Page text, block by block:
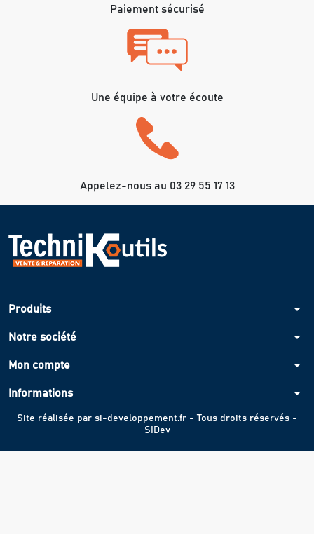
Paiement sécurisé
Une équipe à votre écoute
Appelez-nous au 03 29 55 17 13
Produits arrow_drop_down
Notre société arrow_drop_down
Mon compte arrow_drop_down
Informations arrow_drop_down
Site réalisée par si-developpement.fr - Tous droits réservés -
SIDev